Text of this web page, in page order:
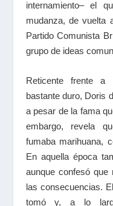
internamiento– el
mudanza, de vuelta
Partido Comunista
grupo de ideas
Reticente frente
bastante duro, Doris
a pesar de la fama
embargo, revela
fumaba marihuana,
En aquella época
aunque confesó
las consecuencias.
tomó y, a lo